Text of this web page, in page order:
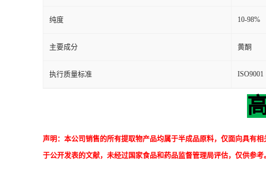
纯度 10-98%
主要成分 黄酮
执行质量标准 ISO9001
声明：本公司销售的所有提取物产品均属于半成品原料，仅面向具有
于公开发表的文献，未经过国家食品和药品监督管理局评估，仅供参考